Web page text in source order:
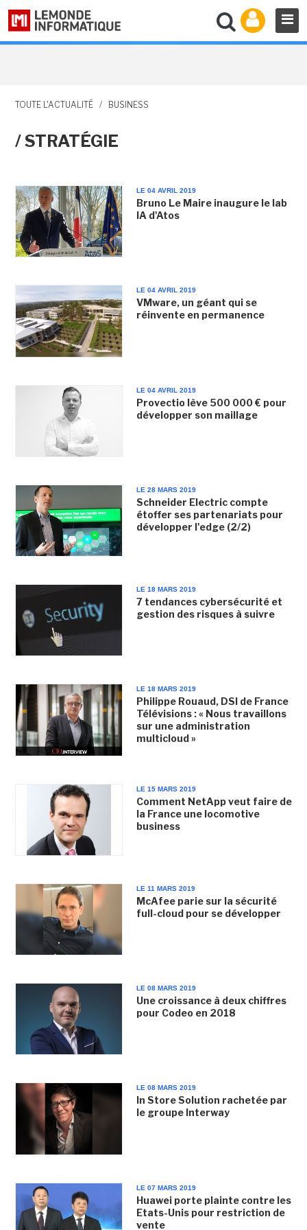
TOUTE L'ACTUALITÉ / BUSINESS
/ STRATÉGIE
LE 04 AVRIL 2019
Bruno Le Maire inaugure le lab
IA d'Atos
LE 04 AVRIL 2019
VMware, un géant qui se
réinvente en permanence
LE 04 AVRIL 2019
Provectio lève 500 000 € pour
développer son maillage
LE 28 MARS 2019
Schneider Electric compte
étoffer ses partenariats pour
développer l'edge (2/2)
LE 18 MARS 2019
7 tendances cybersécurité et
gestion des risques à suivre
LE 18 MARS 2019
Philippe Rouaud, DSI de France
Télévisions : « Nous travaillons
sur une administration
multicloud »
LE 15 MARS 2019
Comment NetApp veut faire de
la France une locomotive
business
LE 11 MARS 2019
McAfee parie sur la sécurité
full-cloud pour se développer
LE 08 MARS 2019
Une croissance à deux chiffres
pour Codeo en 2018
LE 08 MARS 2019
In Store Solution rachetée par
le groupe Interway
LE 07 MARS 2019
Huawei porte plainte contre les
Etats-Unis pour restriction de
vente